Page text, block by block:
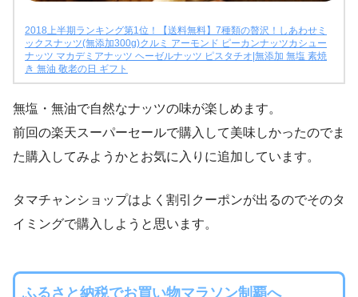
2018上半期ランキング第1位！【送料無料】7種類の贅沢！しあわせミ
ックスナッツ(無添加300g)クルミ アーモンド ピーカンナッツカシュー
ナッツ マカデミアナッツ ヘーゼルナッツ ピスタチオ|無添加 無塩 素焼
き 無油 敬老の日 ギフト
無塩・無油で自然なナッツの味が楽しめます。
前回の楽天スーパーセールで購入して美味しかったのでま
た購入してみようかとお気に入りに追加しています。
タマチャンショップはよく割引クーポンが出るのでそのタ
イミングで購入しようと思います。
ふるさと納税でお買い物マラソン制覇へ